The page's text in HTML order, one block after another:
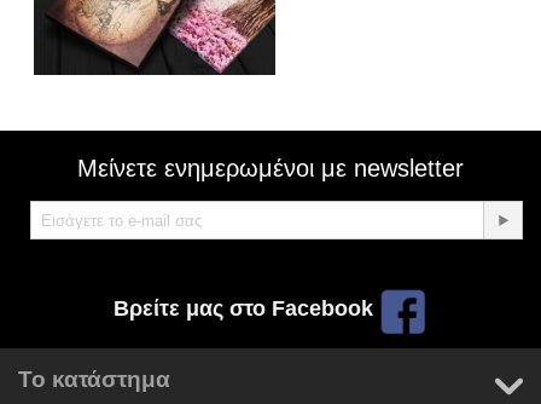
Μείνετε ενημερωμένοι με newsletter
Βρείτε μας στο Facebook
Το κατάστημα